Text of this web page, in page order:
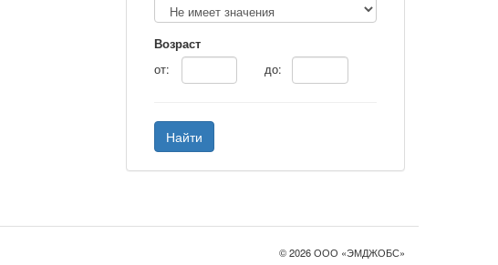
Возраст
от:
до:
Найти
© 2026 ООО «ЭМДЖОБС»